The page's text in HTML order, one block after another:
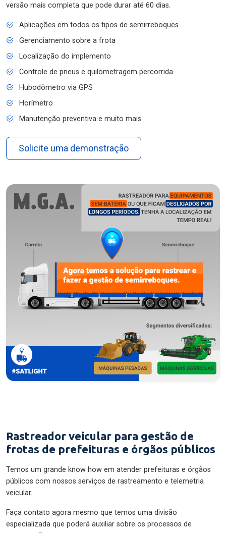
versão mais completa que pode durar até 60 dias.
Aplicações em todos os tipos de semirreboques
Gerenciamento sobre a frota
Localização do implemento
Controle de pneus e quilometragem percorrida
Hubodômetro via GPS
Horímetro
Manutenção preventiva e muito mais
Solicite uma demonstração
Rastreador veicular para gestão de
frotas de prefeituras e órgãos públicos
Temos um grande know how em atender prefeituras e órgãos
públicos com nossos serviços de rastreamento e telemetria
veicular.
Faça contato agora mesmo que temos uma divisão
especializada que poderá auxiliar sobre os processos de